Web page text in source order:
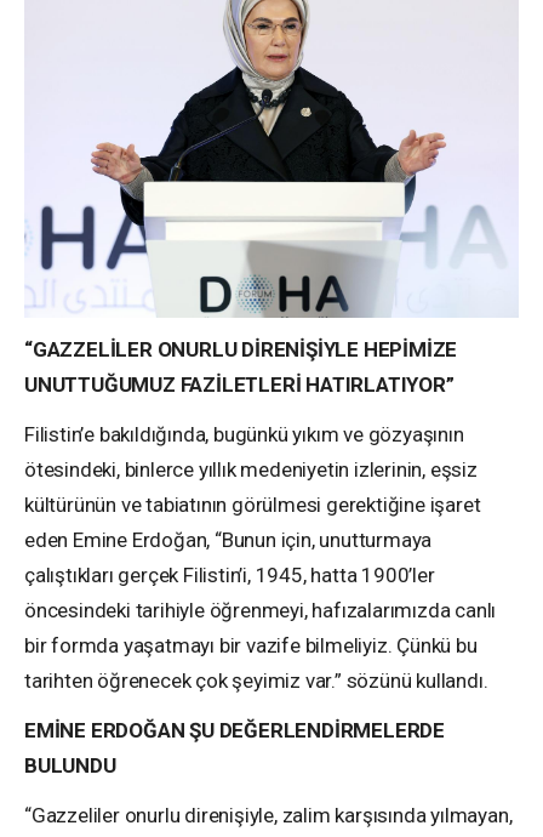
“GAZZELİLER ONURLU DİRENİŞİYLE HEPİMİZE
UNUTTUĞUMUZ FAZİLETLERİ HATIRLATIYOR”
Filistin’e bakıldığında, bugünkü yıkım ve gözyaşının
ötesindeki, binlerce yıllık medeniyetin izlerinin, eşsiz
kültürünün ve tabiatının görülmesi gerektiğine işaret
eden Emine Erdoğan, “Bunun için, unutturmaya
çalıştıkları gerçek Filistin’i, 1945, hatta 1900’ler
öncesindeki tarihiyle öğrenmeyi, hafızalarımızda canlı
bir formda yaşatmayı bir vazife bilmeliyiz. Çünkü bu
tarihten öğrenecek çok şeyimiz var.” sözünü kullandı.
EMİNE ERDOĞAN ŞU DEĞERLENDİRMELERDE
BULUNDU
“Gazzeliler onurlu direnişiyle, zalim karşısında yılmayan,